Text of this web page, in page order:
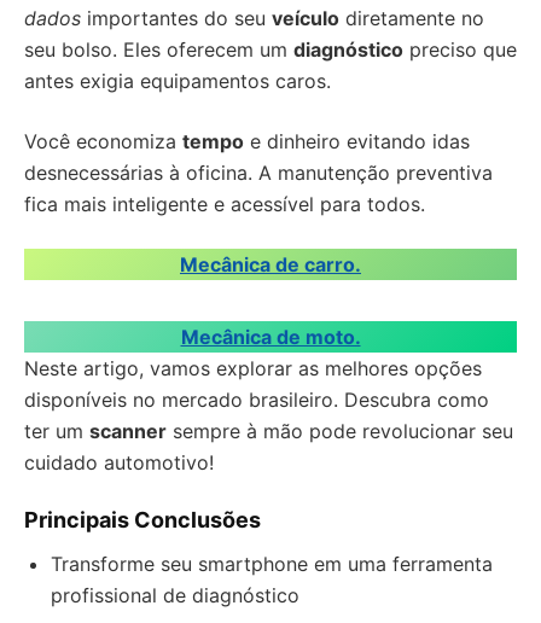
dados importantes do seu veículo diretamente no
seu bolso. Eles oferecem um diagnóstico preciso que
antes exigia equipamentos caros.
Você economiza tempo e dinheiro evitando idas
desnecessárias à oficina. A manutenção preventiva
fica mais inteligente e acessível para todos.
Mecânica de carro.
Mecânica de moto.
Neste artigo, vamos explorar as melhores opções
disponíveis no mercado brasileiro. Descubra como
ter um scanner sempre à mão pode revolucionar seu
cuidado automotivo!
Principais Conclusões
Transforme seu smartphone em uma ferramenta
profissional de diagnóstico